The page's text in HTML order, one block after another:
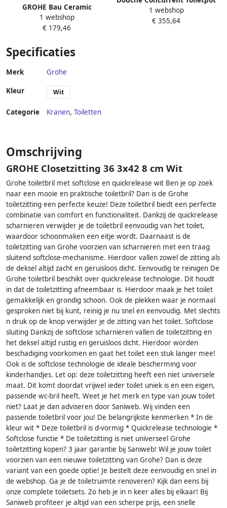
GROHE Bau Ceramic
hangende wc met SoftClose
zitting en deksel voor
technologie glanzend
spoelvolume 6 3 l
1 webshop
€ 179,46
Hangend Grohe Euro Alpine
Wit 37.4x54x36.1cm
1 webshop
€ 355,64
Specificaties
Merk Grohe
Kleur Wit
Categorie Kranen, Toiletten
Omschrijving
GROHE Closetzitting 36 3x42 8 cm Wit
Grohe toiletbril met softclose en quickrelease wit Ben je op zoek
naar een mooie en praktische toiletbril? Dan is de Grohe
toiletzitting een perfecte keuze! Deze toiletbril biedt een perfecte
combinatie van comfort en functionaliteit. Dankzij de quickrelease
scharnieren verwijder je de toiletbril eenvoudig van het toilet,
waardoor schoonmaken een eitje wordt. Daarnaast is de
toiletzitting van Grohe voorzien van scharnieren met een traag
sluitend softclose-mechanisme. Hierdoor vallen zowel de zitting als
de deksel altijd zacht en geruisloos dicht. Eenvoudig te reinigen De
Grohe toiletbril beschikt over quickrelease technologie. Dit houdt
in dat de toiletzitting afneembaar is. Hierdoor maak je het toilet
gemakkelijk en grondig schoon. Ook de plekken waar je normaal
gesproken niet bij kunt, reinig je nu snel en eenvoudig. Met slechts
n druk op de knop verwijder je de zitting van het toilet. Softclose
sluiting Dankzij de softclose scharnieren vallen de toiletzitting en
het deksel altijd rustig en geruisloos dicht. Hierdoor worden
beschadiging voorkomen en gaat het toilet een stuk langer mee!
Ook is de softclose technologie de ideale bescherming voor
kinderhandjes. Let op: deze toiletzitting heeft een niet universele
maat. Dit komt doordat vrijwel ieder toilet uniek is en een eigen,
passende wc-bril heeft. Weet je het merk en type van jouw toilet
niet? Laat je dan adviseren door Saniweb. Wij vinden een
passende toiletbril voor jou! De belangrijkste kenmerken * In de
kleur wit * Deze toiletbril is d-vormig * Quickrelease technologie *
Softclose functie * De toiletzitting is niet universeel Grohe
toiletzitting kopen? 3 jaar garantie bij Saniweb! Wil je jouw toilet
voorzien van een nieuwe toiletzitting van Grohe? Dan is deze
variant van een goede optie! Je bestelt deze eenvoudig en snel in
de webshop. Ga je de toiletruimte renoveren? Kijk dan eens bij
onze complete toiletsets. Zo heb je in n keer alles bij elkaar! Bij
Saniweb profiteer je altijd van een scherpe prijs, een snelle